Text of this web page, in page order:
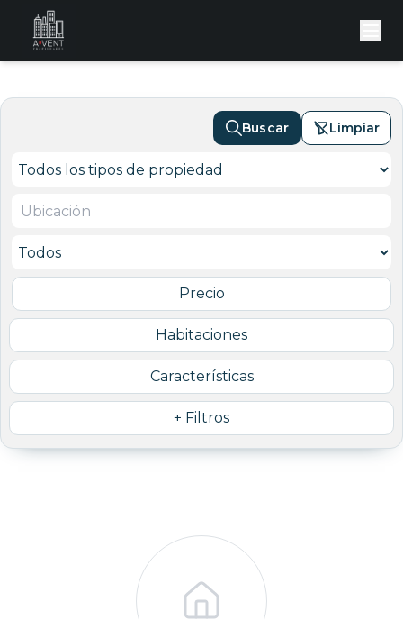
Precio
Habitaciones
Características
+ Filtros
Buscar Limpiar